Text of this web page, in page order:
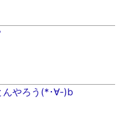
んやろう(*･∀︎-)b